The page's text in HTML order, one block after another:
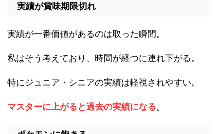
実績が賞味期限切れ
実績が一番価値があるのは取った瞬間。
私はそう考えており、時間が経つに連れ下がる。
特にジュニア・シニアの実績は軽視されやすい。
マスターに上がると過去の実績になる。